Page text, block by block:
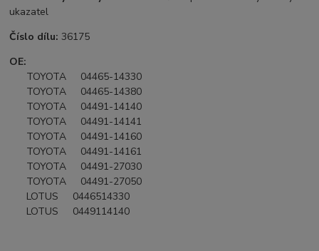
ukazatel
Číslo dílu: 36175
OE:
TOYOTA 04465-14330
TOYOTA 04465-14380
TOYOTA 04491-14140
TOYOTA 04491-14141
TOYOTA 04491-14160
TOYOTA 04491-14161
TOYOTA 04491-27030
TOYOTA 04491-27050
LOTUS 0446514330
LOTUS 0449114140